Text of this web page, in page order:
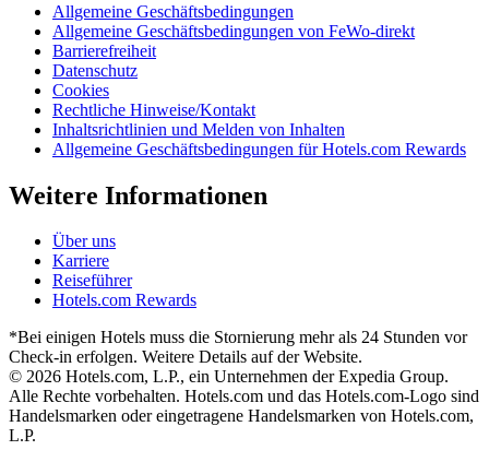
Allgemeine Geschäftsbedingungen
Allgemeine Geschäftsbedingungen von FeWo-direkt
Barrierefreiheit
Datenschutz
Cookies
Rechtliche Hinweise/Kontakt
Inhaltsrichtlinien und Melden von Inhalten
Allgemeine Geschäftsbedingungen für Hotels.com Rewards
Weitere Informationen
Über uns
Karriere
Reiseführer
Hotels.com Rewards
*Bei einigen Hotels muss die Stornierung mehr als 24 Stunden vor
Check-in erfolgen. Weitere Details auf der Website.
© 2026 Hotels.com, L.P., ein Unternehmen der Expedia Group.
Alle Rechte vorbehalten. Hotels.com und das Hotels.com-Logo sind
Handelsmarken oder eingetragene Handelsmarken von Hotels.com,
L.P.